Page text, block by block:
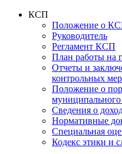
КСП
Положение о
Руководитель
Регламент КСП
План работы на
Отчеты и
контрольных
Положение о
Сведения о
Нормативные
Специальная
Кодекс этики и